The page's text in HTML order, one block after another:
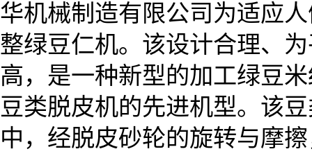
华机械制造有限公司为适应
整绿豆仁机。该设计合理、
高，是一种新型的加工绿豆
豆类脱皮机的先进机型。该
中，经脱皮砂轮的旋转与摩